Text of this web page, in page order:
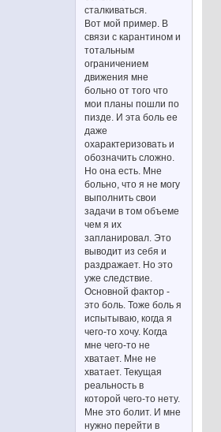
сталкиваться.
Вот мой пример. В
связи с карантином и
тотальным
ограничением
движения мне
больно от того что
мои планы пошли по
пизде. И эта боль ее
даже
охарактеризовать и
обозначить сложно.
Но она есть. Мне
больно, что я не могу
выполнить свои
задачи в том объеме
чем я их
запланировал. Это
выводит из себя и
раздражает. Но это
уже следствие.
Основной фактор -
это боль. Тоже боль я
испытываю, когда я
чего-то хочу. Когда
мне чего-то не
хватает. Мне не
хватает. Текущая
реальность в
которой чего-то нету.
Мне это болит. И мне
нужно перейти в